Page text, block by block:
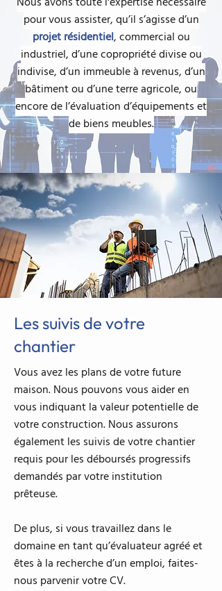
pour vous assister, qu’il s’agisse d’un
projet résidentiel, commercial ou
industriel, d’une copropriété divise ou
indivise, d’un immeuble à revenus, d’un
bâtiment ou d’une terre agricole, ou
encore de l’évaluation d’équipements et
de biens meubles.
Les suivis de votre
chantier
Vous avez les plans de votre future
maison. Nous pouvons vous aider en
vous indiquant la valeur potentielle de
votre construction. Nous assurons
également les suivis de votre chantier
requis pour les déboursés progressifs
demandés par votre institution
prêteuse.
De plus, si vous travaillez dans le
domaine en tant qu’évaluateur agréé et
êtes à la recherche d’un emploi, faites-
nous parvenir votre CV.